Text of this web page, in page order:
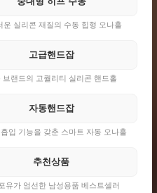
운 실리콘 재질의 수동 힙형 오나홀
고급핸드잡
브랜드의 고퀄리티 실리콘 핸드홀
자동핸드잡
입 기능을 갖춘 스마트 자동 오나홀
추천상품
유가 엄선한 남성용품 베스트셀러